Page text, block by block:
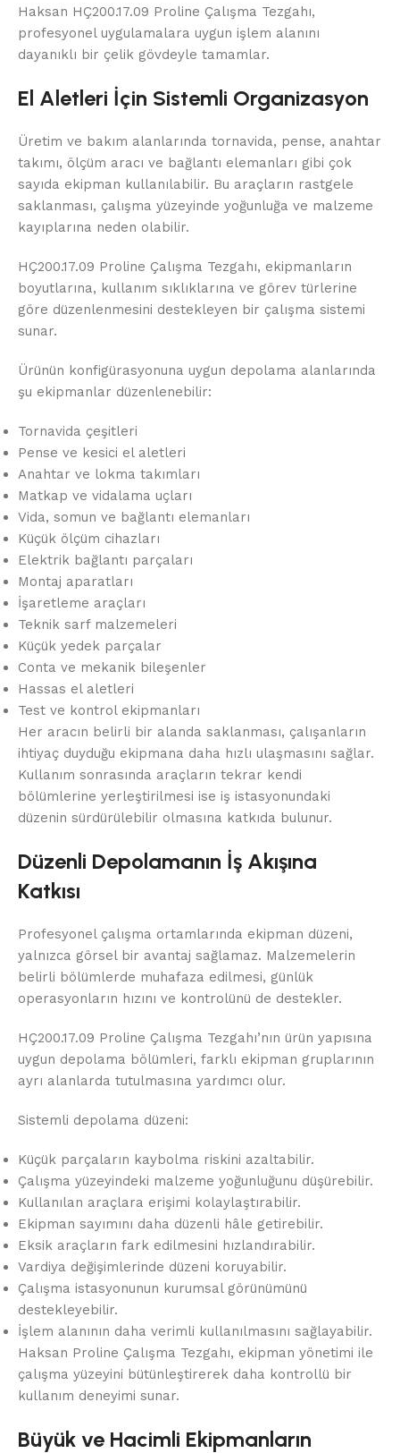
Haksan HÇ200.17.09 Proline Çalışma Tezgahı,
profesyonel uygulamalara uygun işlem alanını
dayanıklı bir çelik gövdeyle tamamlar.
El Aletleri İçin Sistemli Organizasyon
Üretim ve bakım alanlarında tornavida, pense, anahtar
takımı, ölçüm aracı ve bağlantı elemanları gibi çok
sayıda ekipman kullanılabilir. Bu araçların rastgele
saklanması, çalışma yüzeyinde yoğunluğa ve malzeme
kayıplarına neden olabilir.
HÇ200.17.09 Proline Çalışma Tezgahı, ekipmanların
boyutlarına, kullanım sıklıklarına ve görev türlerine
göre düzenlenmesini destekleyen bir çalışma sistemi
sunar.
Ürünün konfigürasyonuna uygun depolama alanlarında
şu ekipmanlar düzenlenebilir:
Tornavida çeşitleri
Pense ve kesici el aletleri
Anahtar ve lokma takımları
Matkap ve vidalama uçları
Vida, somun ve bağlantı elemanları
Küçük ölçüm cihazları
Elektrik bağlantı parçaları
Montaj aparatları
İşaretleme araçları
Teknik sarf malzemeleri
Küçük yedek parçalar
Conta ve mekanik bileşenler
Hassas el aletleri
Test ve kontrol ekipmanları
Her aracın belirli bir alanda saklanması, çalışanların
ihtiyaç duyduğu ekipmana daha hızlı ulaşmasını sağlar.
Kullanım sonrasında araçların tekrar kendi
bölümlerine yerleştirilmesi ise iş istasyonundaki
düzenin sürdürülebilir olmasına katkıda bulunur.
Düzenli Depolamanın İş Akışına
Katkısı
Profesyonel çalışma ortamlarında ekipman düzeni,
yalnızca görsel bir avantaj sağlamaz. Malzemelerin
belirli bölümlerde muhafaza edilmesi, günlük
operasyonların hızını ve kontrolünü de destekler.
HÇ200.17.09 Proline Çalışma Tezgahı’nın ürün yapısına
uygun depolama bölümleri, farklı ekipman gruplarının
ayrı alanlarda tutulmasına yardımcı olur.
Sistemli depolama düzeni:
Küçük parçaların kaybolma riskini azaltabilir.
Çalışma yüzeyindeki malzeme yoğunluğunu düşürebilir.
Kullanılan araçlara erişimi kolaylaştırabilir.
Ekipman sayımını daha düzenli hâle getirebilir.
Eksik araçların fark edilmesini hızlandırabilir.
Vardiya değişimlerinde düzeni koruyabilir.
Çalışma istasyonunun kurumsal görünümünü
destekleyebilir.
İşlem alanının daha verimli kullanılmasını sağlayabilir.
Haksan Proline Çalışma Tezgahı, ekipman yönetimi ile
çalışma yüzeyini bütünleştirerek daha kontrollü bir
kullanım deneyimi sunar.
Büyük ve Hacimli Ekipmanların